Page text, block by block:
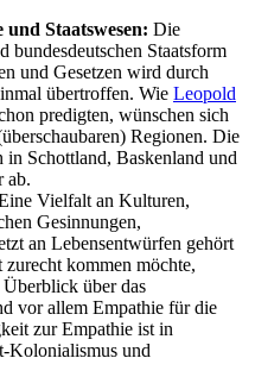
Staatswesen: Die
bundesdeutschen Staatsform
und Gesetzen wird durch
übertroffen. Wie Leopold
predigten, wünschen sich
Regionen. Die
Schottland, Baskenland und
ab.
Vielfalt an Kulturen,
Gesinnungen,
an Lebensentwürfen gehört
kommen möchte,
über das
vor allem Empathie für die
zur Empathie ist in
Kolonialismus und